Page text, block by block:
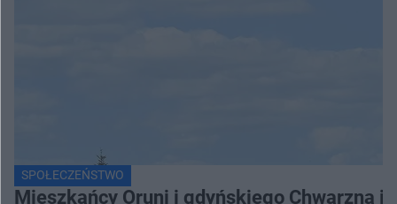
SPOŁECZEŃSTWO
Mieszkańcy Oruni i gdyńskiego Chwarzna